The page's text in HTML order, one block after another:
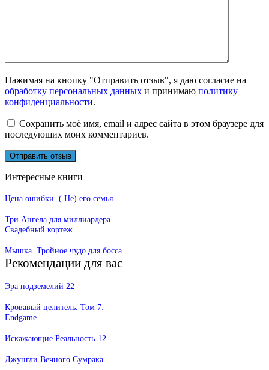
Нажимая на кнопку "Отправить отзыв", я даю согласие на
обработку персональных данных и принимаю политику
конфиденциальности.
Сохранить моё имя, email и адрес сайта в этом браузере для
последующих моих комментариев.
Интересные книги
Цена ошибки. ( Не) его семья
Три Ангела для миллиардера.
Свадебный кортеж
Мышка. Тройное чудо для босса
Рекомендации для вас
Эра подземелий 22
Кровавый целитель. Том 7:
Endgame
Искажающие Реальность-12
Джунгли Вечного Сумрака